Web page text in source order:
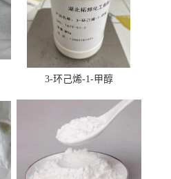
3-环己烯-1-甲醇